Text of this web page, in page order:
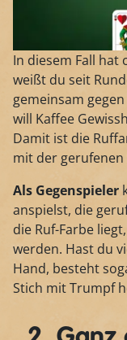
In diesem Fall hat
weißt du seit
gemeinsam
will Kaffee
Damit ist die
mit der gerufenen
Als Gegenspieler
anspielst, die
die Ruf-Farbe
werden. Hast du
Hand, besteht
Stich mit Trumpf